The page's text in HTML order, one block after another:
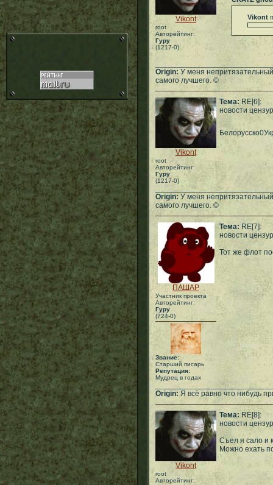
Vikont
root
Авторейтинг:
Гуру
(1217-0)
Vikont
Origin: У меня
самого лучшего. ©
Vikont
root
Авторейтинг:
Гуру
(1217-0)
Тема: RE[6]:
новости
Origin: У меня
самого лучшего. ©
ПАШАР
Участник проекта
Авторейтинг:
Гуру
(724-0)
Звание:
Старший писарь
Репутация:
Мудрец в годах
Тема: RE[7]:
новости
Тот же флот
Origin: Я всё равно что нибудь
Vikont
root
Авторейтинг:
Тема: RE[8]:
новости
Съел я сало и
Можно ехать